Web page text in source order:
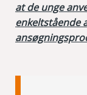
at de unge
enkeltstående